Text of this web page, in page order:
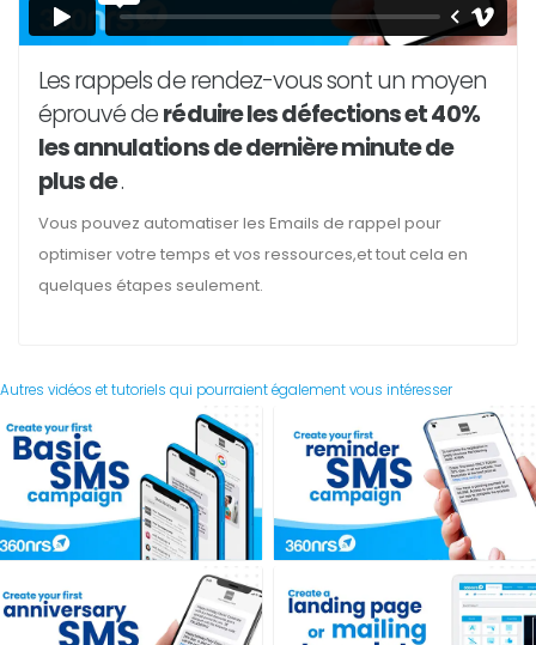
Les rappels de rendez-vous sont un moyen
éprouvé deréduire les défections et 40%
les annulations de dernière minute de
plus de.
Vous pouvez automatiser les Emails de rappel pour
optimiser votre temps et vos ressources,et tout cela en
quelques étapes seulement.
Autres vidéos et tutoriels qui pourraient également vous intéresser